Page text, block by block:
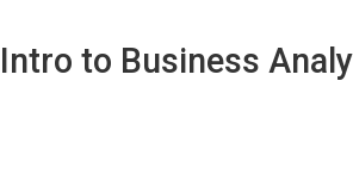
Intro to Business